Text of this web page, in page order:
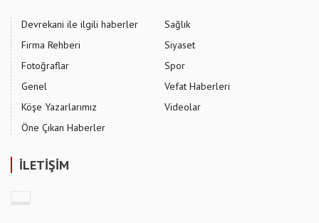
Devrekani ile ilgili haberler
Firma Rehberi
Fotoğraflar
Genel
Köşe Yazarlarımız
Öne Çıkan Haberler
Sağlık
Siyaset
Spor
Vefat Haberleri
Videolar
İLETİŞİM